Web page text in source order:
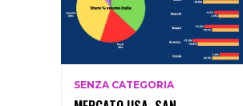
SENZA CATEGORIA